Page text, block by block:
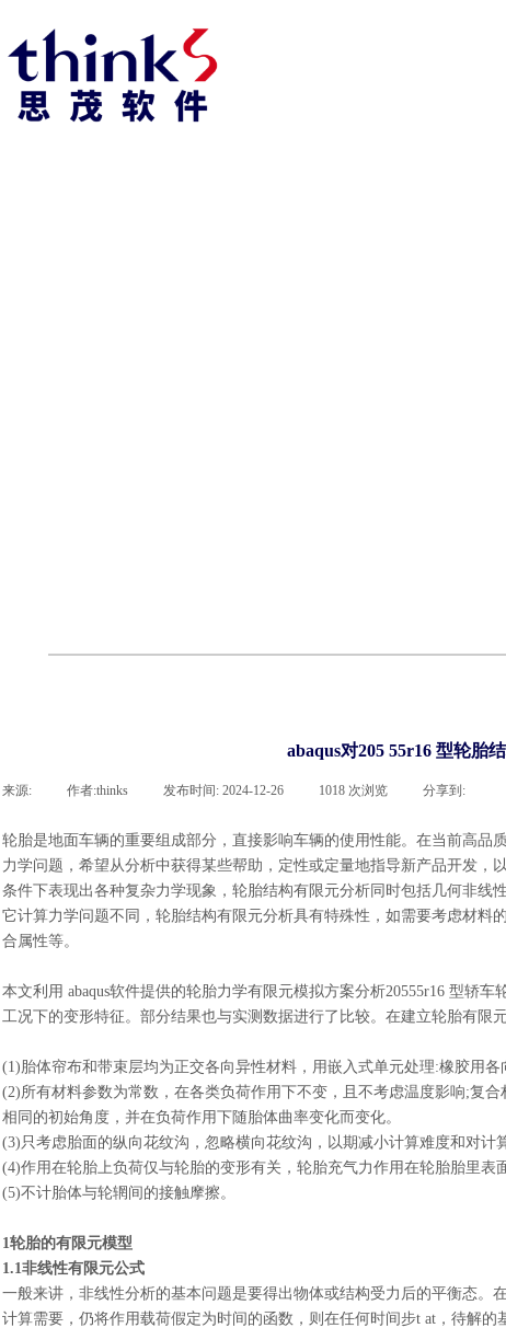
abaqus对205 55r16 型轮胎
来源: 作者:thinks 发布时间: 2024-12-26 1018 次浏览 分享到:
轮胎是地面车辆的重要组成部分，直接影响车辆的使用性能。在当前高
力学问题，希望从分析中获得某些帮助，定性或定量地指导新产品开发
条件下表现出各种复杂力学现象，轮胎结构有限元分析同时包括几何非
它计算力学问题不同，轮胎结构有限元分析具有特殊性，如需要考虑材
合属性等。
本文利用 abaqus软件提供的轮胎力学有限元模拟方案分析20555r16 型轿
工况下的变形特征。部分结果也与实测数据进行了比较。在建立轮胎有限
(1)胎体帘布和带束层均为正交各向异性材料，用嵌入式单元处理:橡胶用
(2)所有材料参数为常数，在各类负荷作用下不变，且不考虑温度影响;复
相同的初始角度，并在负荷作用下随胎体曲率变化而变化。
(3)只考虑胎面的纵向花纹沟，忽略横向花纹沟，以期减小计算难度和对计
(4)作用在轮胎上负荷仅与轮胎的变形有关，轮胎充气力作用在轮胎胎里表
(5)不计胎体与轮辋间的接触摩擦。
1轮胎的有限元模型
1.1非线性有限元公式
一般来讲，非线性分析的基本问题是要得出物体或结构受力后的平衡态
计算需要，仍将作用载荷假定为时间的函数，则在任何时间步t at，待解的